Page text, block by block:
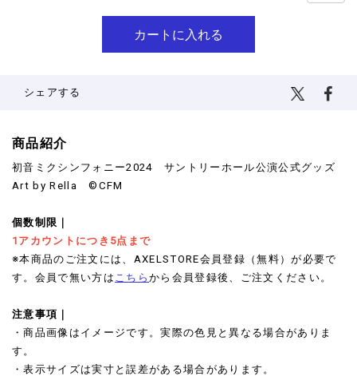
シェアする
商品紹介
初音ミクシンフォニー2024 サントリーホール公演公式グッズ
Art by Rella ©CFM
個数制限｜
1アカウントにつき5点まで
※本商品のご注文には、AXELSTORE会員登録（無料）が必要で
す。会員で無い方は こちら から会員登録後、ご注文ください。
注意事項｜
・商品画像はイメージです。実際の色見と異なる場合がありま
す。
・表示サイズは実寸と誤差がある場合があります。